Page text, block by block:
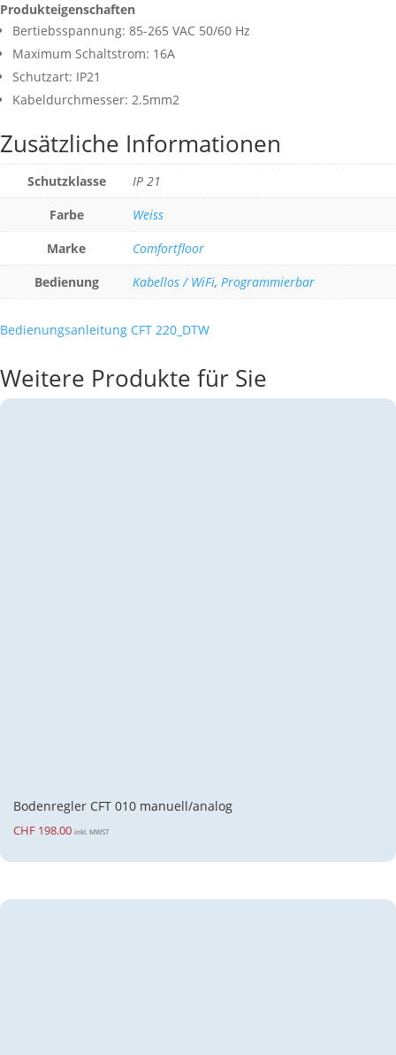
Produkteigenschaften
Bertiebsspannung: 85-265 VAC 50/60 Hz
Maximum Schaltstrom: 16A
Schutzart: IP21
Kabeldurchmesser: 2.5mm2
Zusätzliche Informationen
Schutzklasse
IP 21
Farbe
Weiss
Marke
Comfortfloor
Bedienung
Kabellos / WiFi, Programmierbar
Bedienungsanleitung CFT 220_DTW
Weitere Produkte für Sie
Bodenregler CFT 010 manuell/analog
CHF 198.00 inkl. MWST